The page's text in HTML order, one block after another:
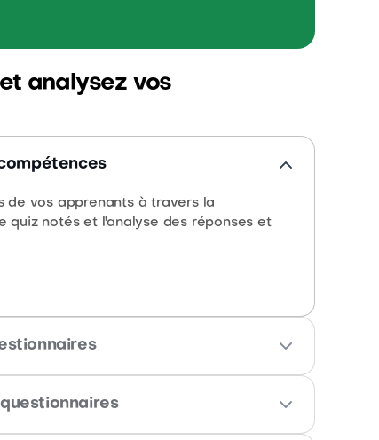
analysez vos
de vos apprenants à travers la
quiz notés et l'analyse des réponses et
aux exigences en vigueur.